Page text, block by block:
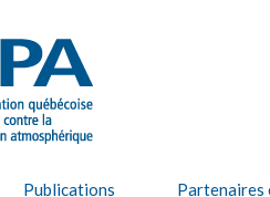
Publications Partenaires